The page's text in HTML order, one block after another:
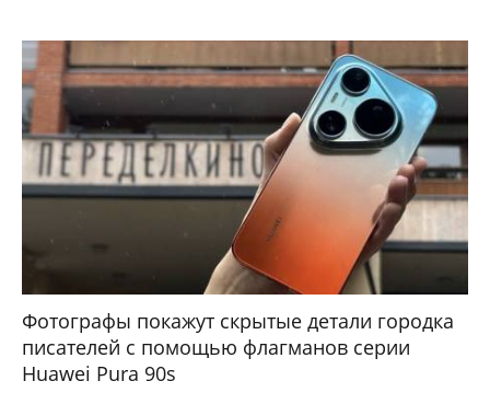
Фотографы покажут скрытые детали городка
писателей с помощью флагманов серии
Huawei Pura 90s